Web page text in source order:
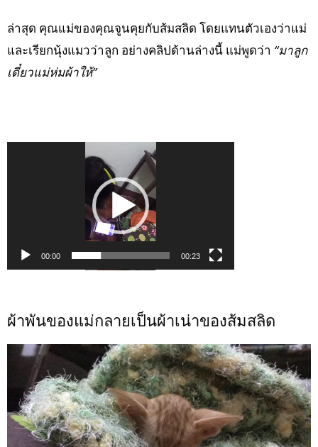
ล่าสุด คุณแม่ของคุณจูนคุยกับส้มสลิด โดยแทนตัวเองว่าแม่
และเรียกนุ้งแมวว่าลูก อย่างคลิปด้านล่างนี้ แม่พูดว่า “มาลูก
เดี๋ยวแม่ห่มผ้าให้”
00:00 00:23
ผ้าพันของแม่กลายเป็นผ้าเน่าของส้มสลิด